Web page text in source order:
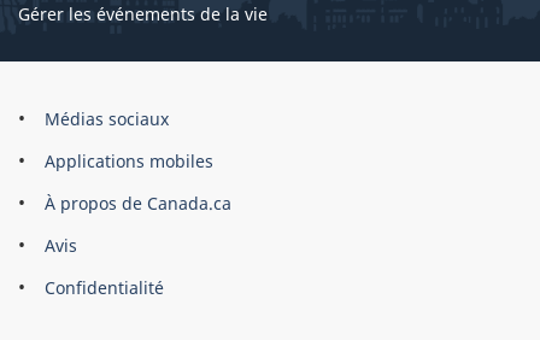
Gérer les événements de la vie
Organisation
gouvernement
du
Canada
Médias sociaux
Applications mobiles
À propos de Canada.ca
Avis
Confidentialité